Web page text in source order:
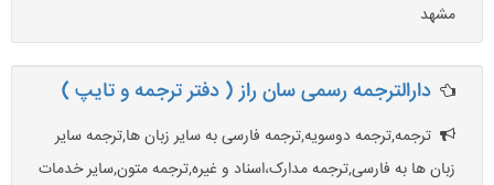
مشهد
دارالترجمه رسمی سان راز ( دفتر ترجمه و تایپ )
ترجمه,ترجمه دوسویه,ترجمه فارسی به سایر زبان ها,ترجمه سایر
زبان ها به فارسی,ترجمه مدارک،اسناد و غیره,ترجمه متون,سایر خدمات